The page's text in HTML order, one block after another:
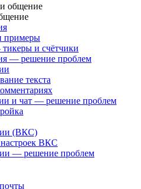
общение
примеры
и счётчики
— решение проблем
текста
и чат — решение проблем
(ВКС)
ВКС
— решение проблем